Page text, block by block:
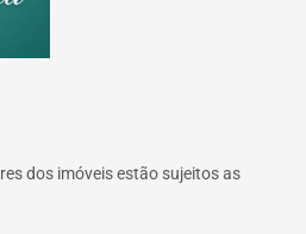
dos imóveis estão sujeitos as